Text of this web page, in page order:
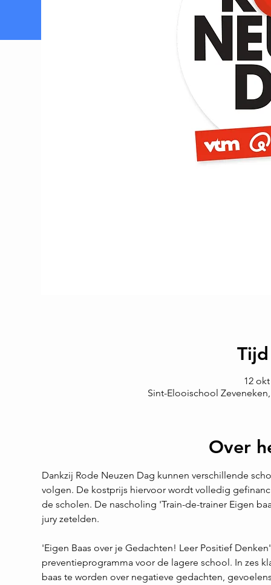
12 okt
Sint-Elooischool
Over
Dankzij Rode Neuzen Dag kunnen verschillende
volgen. De kostprijs hiervoor wordt volledig
de scholen. De nascholing 'Train-de-trainer Eigen
'Eigen Baas over je Gedachten! Leer Positief
preventieprogramma voor de lagere school. In zes
baas te worden over negatieve gedachten,